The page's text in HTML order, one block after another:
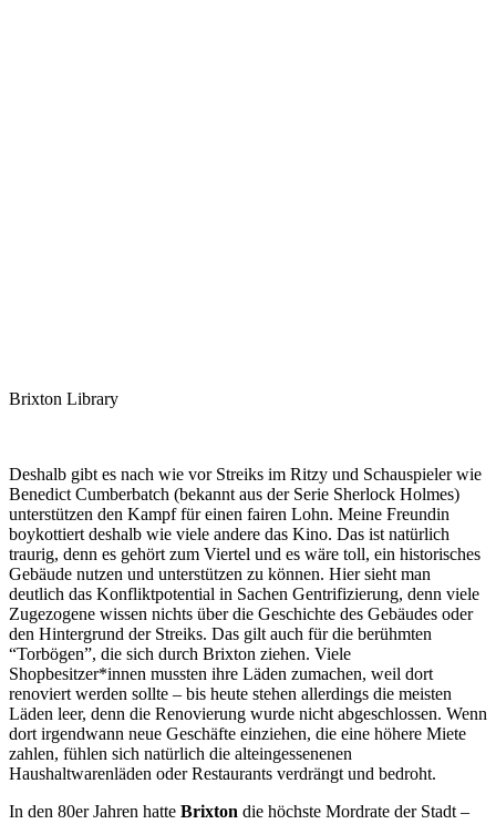
Brixton Library
Deshalb gibt es nach wie vor Streiks im Ritzy und Schauspieler wie
Benedict Cumberbatch (bekannt aus der Serie Sherlock Holmes)
unterstützen den Kampf für einen fairen Lohn. Meine Freundin
boykottiert deshalb wie viele andere das Kino. Das ist natürlich
traurig, denn es gehört zum Viertel und es wäre toll, ein historisches
Gebäude nutzen und unterstützen zu können. Hier sieht man
deutlich das Konfliktpotential in Sachen Gentrifizierung, denn viele
Zugezogene wissen nichts über die Geschichte des Gebäudes oder
den Hintergrund der Streiks. Das gilt auch für die berühmten
“Torbögen”, die sich durch Brixton ziehen. Viele
Shopbesitzer*innen mussten ihre Läden zumachen, weil dort
renoviert werden sollte – bis heute stehen allerdings die meisten
Läden leer, denn die Renovierung wurde nicht abgeschlossen. Wenn
dort irgendwann neue Geschäfte einziehen, die eine höhere Miete
zahlen, fühlen sich natürlich die alteingessenenen
Haushaltwarenläden oder Restaurants verdrängt und bedroht.
In den 80er Jahren hatte Brixton die höchste Mordrate der Stadt –